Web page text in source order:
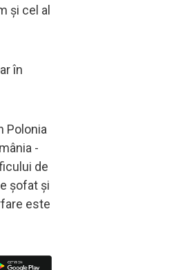
şi cel al
în
Polonia
-
de
şofat şi
este